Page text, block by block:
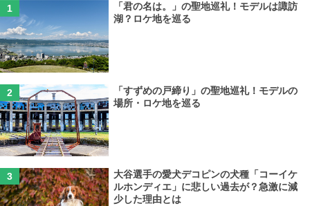
「君の名は。」の聖地巡礼！モデルは諏訪
湖？ロケ地を巡る
「すずめの戸締り」の聖地巡礼！モデルの
場所・ロケ地を巡る
大谷選手の愛犬デコピンの犬種「コーイケ
ルホンディエ」に悲しい過去が？急激に減
少した理由とは